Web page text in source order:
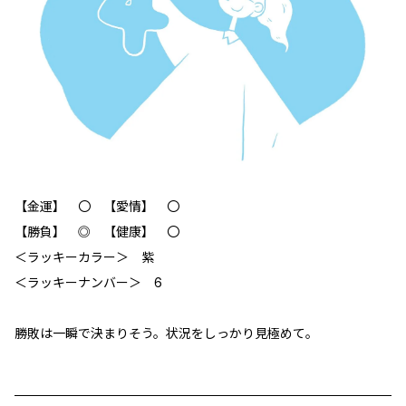
【金運】 〇 【愛情】 〇
【勝負】 ◎ 【健康】 〇
＜ラッキーカラー＞ 紫
＜ラッキーナンバー＞ 6
勝敗は一瞬で決まりそう。状況をしっかり見極めて。